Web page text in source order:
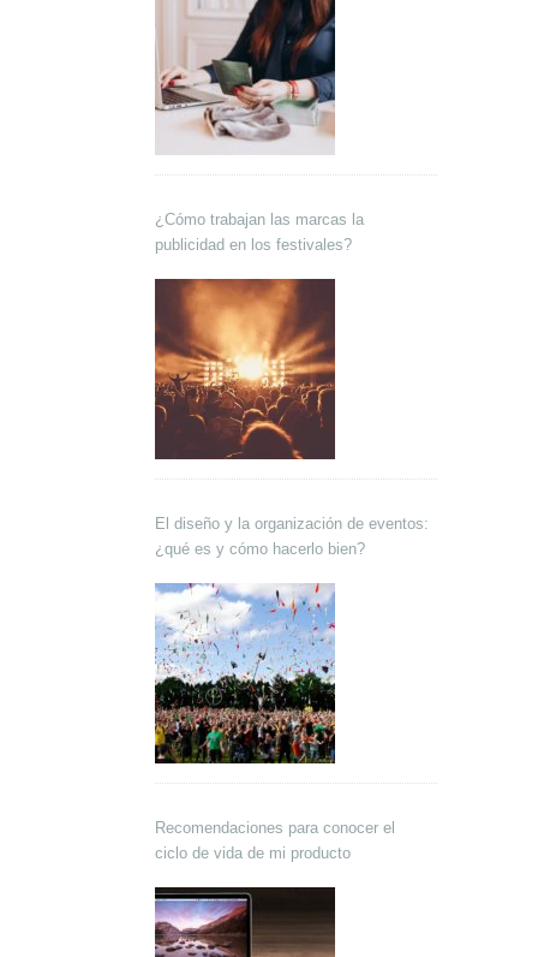
¿Cómo trabajan las marcas la
publicidad en los festivales?
El diseño y la organización de eventos:
¿qué es y cómo hacerlo bien?
Recomendaciones para conocer el
ciclo de vida de mi producto